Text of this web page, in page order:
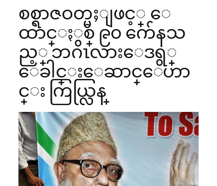
စစ္ရာဇဝတ္မႈျဖင့္ ေ
ထာင္ႏွစ္ ၉၀ က်ေနသ
ည့္ ဘဂၤလားေဒရွ္
ေခါင္းေဆာင္ေဟာ
င္း ကြယ္လြန္